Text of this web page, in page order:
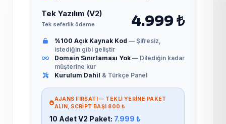
Tek Yazılım (V2)
Tek seferlik ödeme 4.999 ₺
%100 Açık Kaynak Kod — Şifresiz,
istediğin gibi geliştir
Domain Sınırlaması Yok— Dilediğin kadar
müşterine kur
Kurulum Dahil & Türkçe Panel
AJANS FIRSATI — TEKLI YERINE PAKET
ALIN, SCRIPT BAŞI 800 ₺
10 Adet V2 Paket: 7.999 ₺